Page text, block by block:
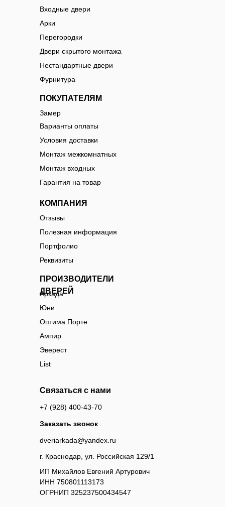
ИП Михайлов Евгений Артурович
ИНН 750801113173
ОГРНИП 325237500434547
Связаться с нами
dveriarkada@yandex.ru
+7 (928) 400-43-70
Заказать звонок
г. Краснодар, ул. Российская 129/1
Входные двери
Арки
Перегородки
Двери скрытого монтажа
Нестандартные двери
Фурнитура
ПОКУПАТЕЛЯМ
Замер
Варианты оплаты
Условия доставки
Монтаж межкомнатных
Монтаж входных
Гарантия на товар
ПРОИЗВОДИТЕЛИ
ДВЕРЕЙ
Аркада
Юни
Оптима Порте
Ампир
Эверест
List
КОМПАНИЯ
Отзывы
Полезная информация
Портфолио
Реквизиты